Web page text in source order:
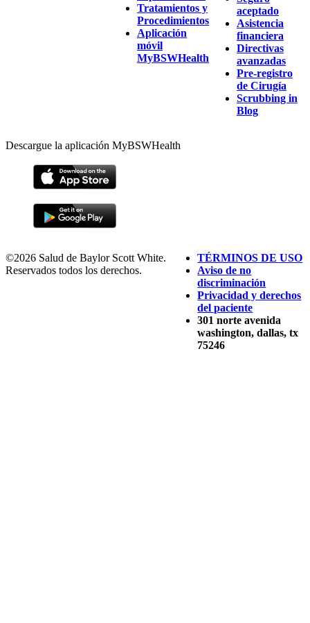
Tratamientos y
Procedimientos
Aplicación
móvil
MyBSWHealth
aceptado
Asistencia
financiera
Directivas
avanzadas
Pre-registro
de Cirugía
Scrubbing in
Blog
Descargue la aplicación MyBSWHealth
©2026 Salud de Baylor Scott White.
Reservados todos los derechos.
TÉRMINOS DE USO
Aviso de no
discriminación
Privacidad y derechos
del paciente
301 norte avenida
washington, dallas, tx
75246